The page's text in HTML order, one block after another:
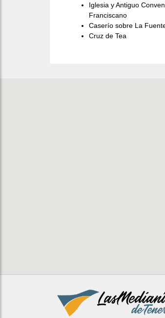
Iglesia y Antiguo
Franciscano
Caserío sobre La
Cruz de Tea